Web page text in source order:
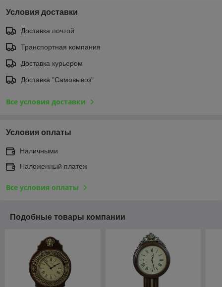
Условия доставки
Доставка почтой
Транспортная компания
Доставка курьером
Доставка "Самовывоз"
Все условия доставки
Условия оплаты
Наличными
Наложенный платеж
Все условия оплаты
Подобные товары компании